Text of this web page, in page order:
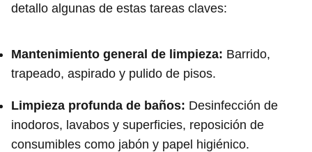
detallo algunas de estas tareas claves:
Mantenimiento general de limpieza: Barrido,
trapeado, aspirado y pulido de pisos.
Limpieza profunda de baños: Desinfección de
inodoros, lavabos y superficies, reposición de
consumibles como jabón y papel higiénico.